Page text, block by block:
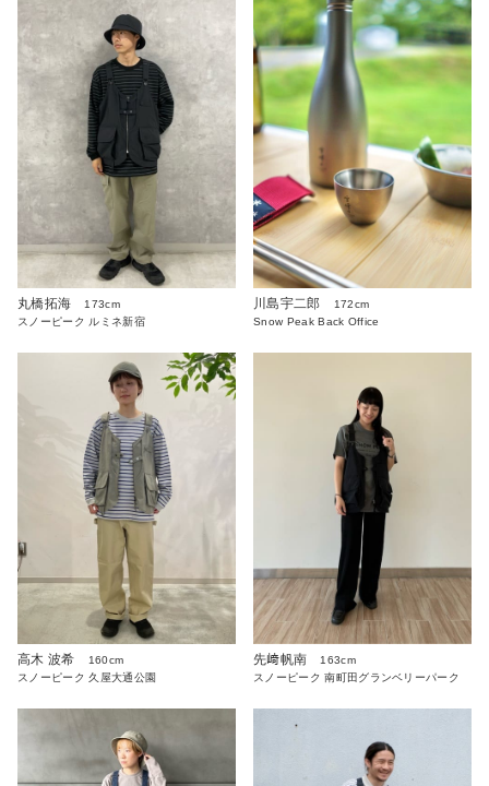
丸橋拓海
173cm
スノーピーク ルミネ新宿
川島宇二郎
172cm
Snow Peak Back Office
高木 波希
160cm
スノーピーク 久屋大通公園
先﨑帆南
163cm
スノーピーク 南町田グランベリーパーク